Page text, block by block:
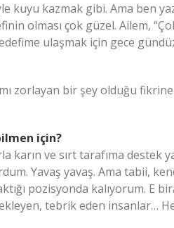
kuyu kazmak gibi. Ama ben
olması çok güzel. Ailem,
ulaşmak için gece
zorlayan bir şey olduğu fikrine
için?
karın ve sırt tarafıma destek
Yavaş yavaş. Ama tabii,
pozisyonda kalıyorum. E
tebrik eden insanlar…